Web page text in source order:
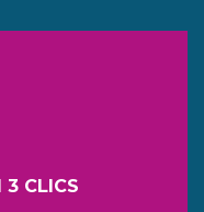
3 CLICS